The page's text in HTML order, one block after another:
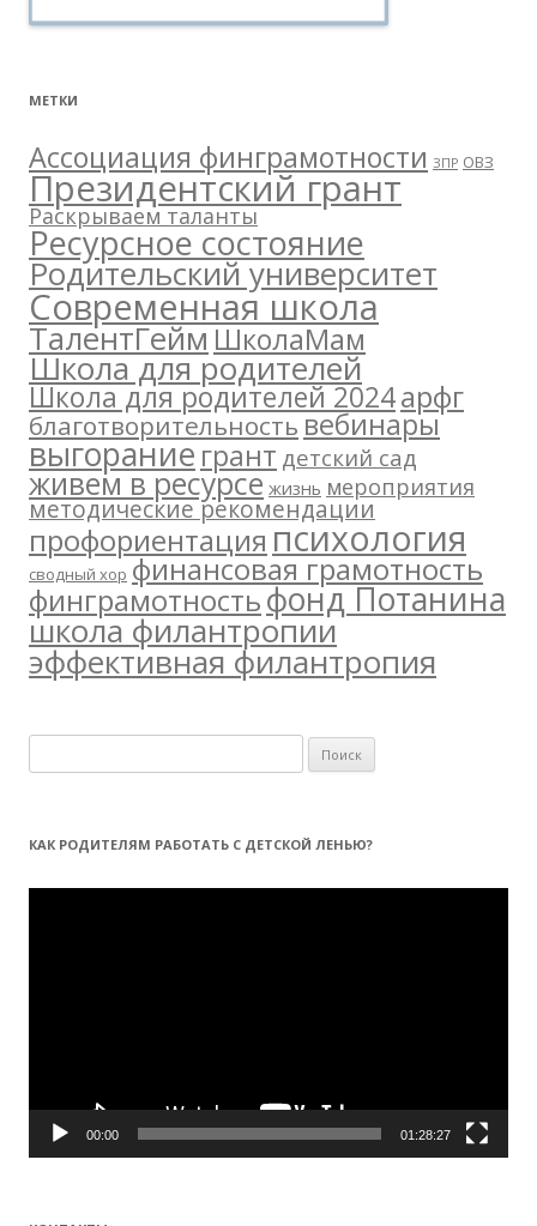
МЕТКИ
Ассоциация финграмотности ЗПР ОВЗ
Президентский грант
Раскрываем таланты
Ресурсное состояние
Родительский университет
Современная школа
ТалентГеймШколаМам
Школа для родителей
Школа для родителей 2024арфг
благотворительностьвебинары
выгораниегрант детский сад
живем в ресурсе жизнь мероприятия
методические рекомендации
профориентация психология
сводный хор финансовая грамотность
финграмотностьфонд Потанина
школа филантропии
эффективная филантропия
а
т
:
КАК РОДИТЕЛЯМ РАБОТАТЬ С ДЕТСКОЙ ЛЕНЬЮ?
Видеоплеер
00:00 01:28:27